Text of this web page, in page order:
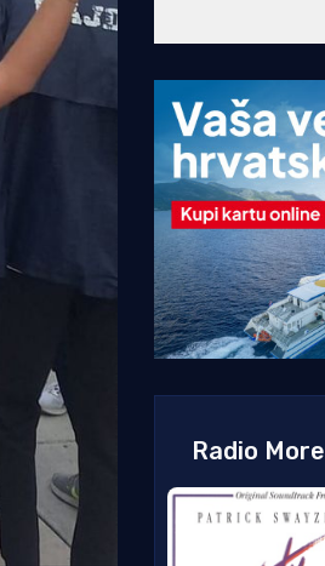
Radio More